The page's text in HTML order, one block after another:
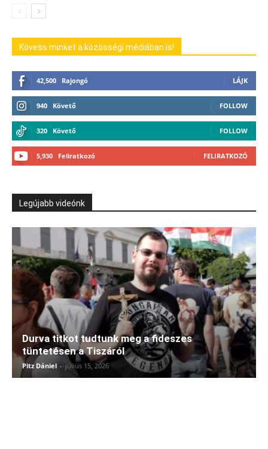
Kövess minket a közösségi médiában is!
42,500 Rajongó LÁJK
940 Követő FOLLOW
320 Követő FOLLOW
5,930 Feliratkozó FELIRATKOZÓ
Legújabb videónk
Durva titkot tudtunk meg a fideszes
tüntetésen a Tiszáról
Pitz Dániel - július 15, 2026